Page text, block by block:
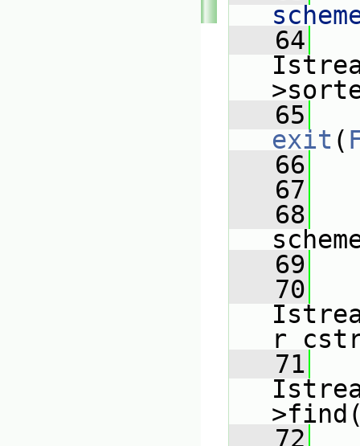
   64
   65
exit (
   66
   67
   68
   69
   70
r
   71
   72